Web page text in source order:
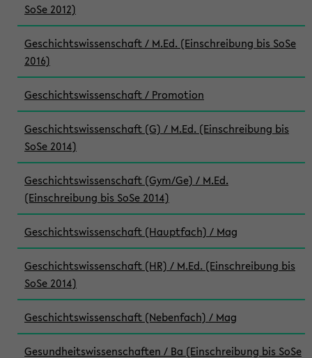
SoSe 2012)
Geschichtswissenschaft / M.Ed. (Einschreibung bis SoSe
2016)
Geschichtswissenschaft / Promotion
Geschichtswissenschaft (G) / M.Ed. (Einschreibung bis
SoSe 2014)
Geschichtswissenschaft (Gym/Ge) / M.Ed.
(Einschreibung bis SoSe 2014)
Geschichtswissenschaft (Hauptfach) / Mag
Geschichtswissenschaft (HR) / M.Ed. (Einschreibung bis
SoSe 2014)
Geschichtswissenschaft (Nebenfach) / Mag
Gesundheitswissenschaften / Ba (Einschreibung bis SoSe